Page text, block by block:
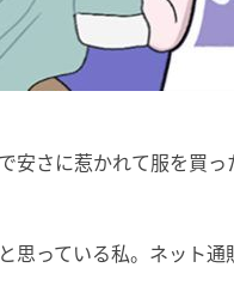
安さに惹かれて服を買
思っている私。ネット通